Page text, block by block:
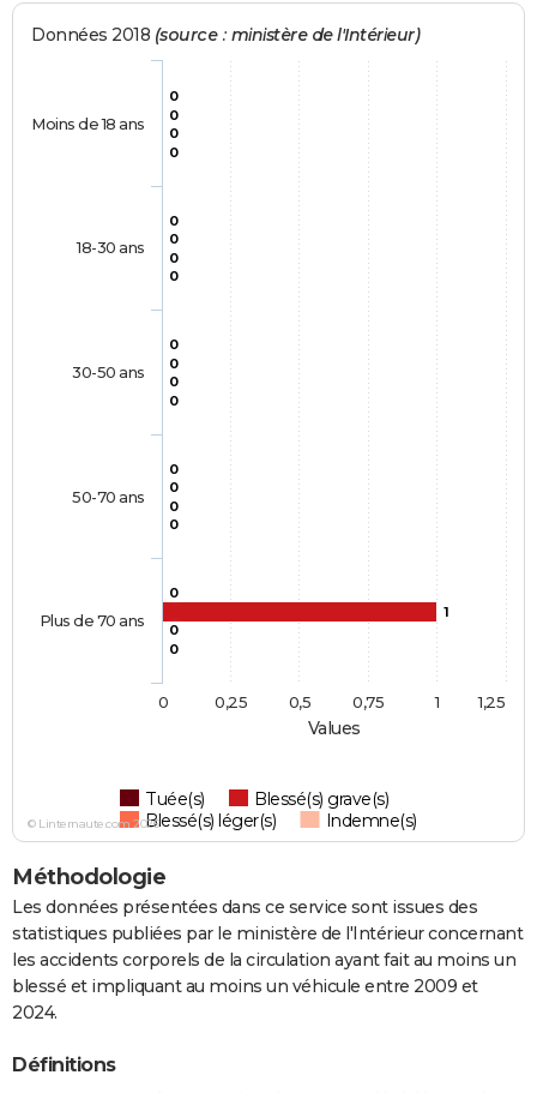
Values
Données 2018 (source : ministère de l'Intérieur)
0
0
0
0
0
0
0
0
0
1
0
0
0
0
0
0
0
0
0
0
Tuée(s)
Blessé(s) grave(s)
Blessé(s) léger(s)
Indemne(s)
Moins de 18 ans
18-30 ans
30-50 ans
50-70 ans
Plus de 70 ans
0 1
0,25 0,5 0,75 1,25
© Linternaute.com 2026
Méthodologie
Les données présentées dans ce service sont issues des
statistiques publiées par le ministère de l'Intérieur concernant
les accidents corporels de la circulation ayant fait au moins un
blessé et impliquant au moins un véhicule entre 2009 et
2024.
Définitions